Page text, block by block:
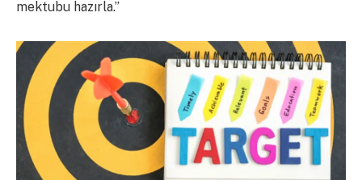
mektubu hazırla.”